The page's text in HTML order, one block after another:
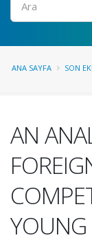
ANA SAYFA SON
AN
YOUNG